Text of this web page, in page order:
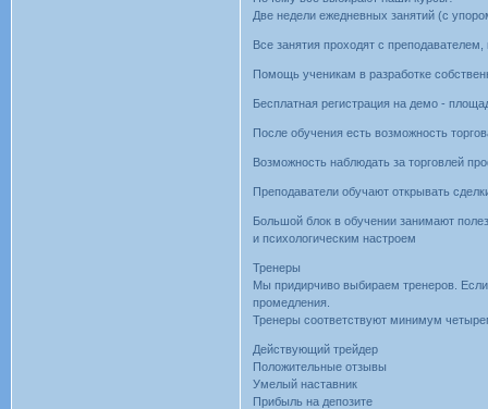
Две недели ежедневных занятий (с
Все занятия проходят с
Помощь ученикам в разработке
Бесплатная регистрация на демо -
После обучения есть возможность
Возможность наблюдать за торговлей
Преподаватели обучают открывать
Большой блок в обучении занимают
и психологическим настроем
Тренеры
Мы придирчиво выбираем тренеров.
промедления.
Тренеры соответствуют минимум
Действующий трейдер
Положительные отзывы
Умелый наставник
Прибыль на депозите